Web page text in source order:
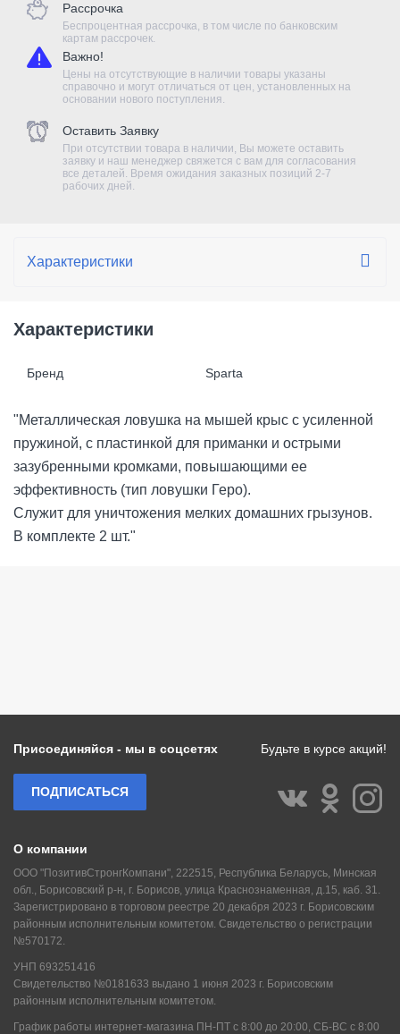
Рассрочка
Беспроцентная рассрочка, в том числе по банковским
картам рассрочек.
Важно!
Цены на отсутствующие в наличии товары указаны
справочно и могут отличаться от цен, установленных на
основании нового поступления.
Оставить Заявку
При отсутствии товара в наличии, Вы можете оставить
заявку и наш менеджер свяжется с вам для согласования
все деталей. Время ожидания заказных позиций 2-7
рабочих дней.
Характеристики
Бренд Sparta
"Металлическая ловушка на мышей крыс с усиленной
пружиной, с пластинкой для приманки и острыми
зазубренными кромками, повышающими ее
эффективность (тип ловушки Геро).
Служит для уничтожения мелких домашних грызунов.
В комплекте 2 шт."
О компании
ООО "ПозитивСтронгКомпани", 222515, Республика Беларусь, Минская
обл., Борисовский р-н, г. Борисов, улица Краснознаменная, д.15, каб. 31.
Зарегистрировано в торговом реестре 20 декабря 2023 г. Борисовским
районным исполнительным комитетом. Свидетельство о регистрации
№570172.
УНП 693251416
Свидетельство №0181633 выдано 1 июня 2023 г. Борисовским
районным исполнительным комитетом.
График работы интернет-магазина ПН-ПТ с 8:00 до 20:00, СБ-ВС с 8:00
Присоединяйся - мы в соцсетях Будьте в курсе акций!
ПОДПИСАТЬСЯ